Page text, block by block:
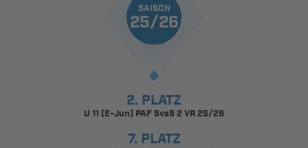
SAISON
25/26
2. PLATZ
U 11 (E-Jun) PAF 5vs5 2 VR 25/26
7. PLATZ